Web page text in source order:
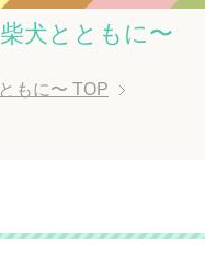
犬とともに〜
もに〜 TOP